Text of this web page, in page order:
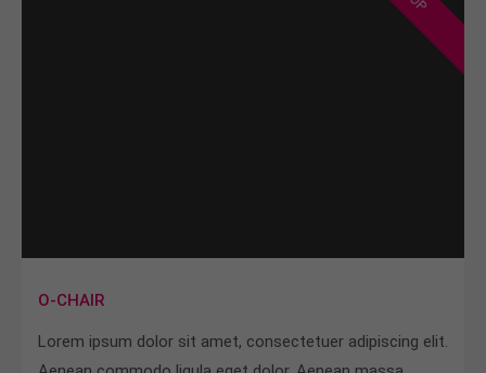
O-CHAIR
Lorem ipsum dolor sit amet, consectetuer adipiscing elit.